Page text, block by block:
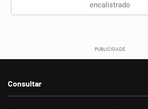
encalistrado
Consultar